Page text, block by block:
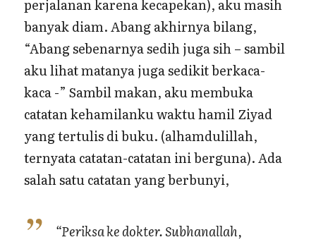
perjalanan karena kecapekan), aku masih
banyak diam. Abang akhirnya bilang,
“Abang sebenarnya sedih juga sih – sambil
aku lihat matanya juga sedikit berkaca-
kaca -” Sambil makan, aku membuka
catatan kehamilanku waktu hamil Ziyad
yang tertulis di buku. (alhamdulillah,
ternyata catatan-catatan ini berguna). Ada
salah satu catatan yang berbunyi,
“Periksa ke dokter. Subhanallah,